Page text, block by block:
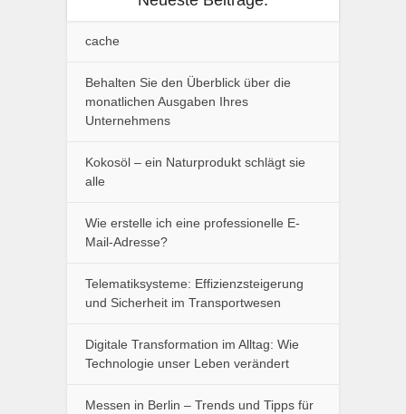
cache
Behalten Sie den Überblick über die
monatlichen Ausgaben Ihres
Unternehmens
Kokosöl – ein Naturprodukt schlägt sie
alle
Wie erstelle ich eine professionelle E-
Mail-Adresse?
Telematiksysteme: Effizienzsteigerung
und Sicherheit im Transportwesen
Digitale Transformation im Alltag: Wie
Technologie unser Leben verändert
Messen in Berlin – Trends und Tipps für